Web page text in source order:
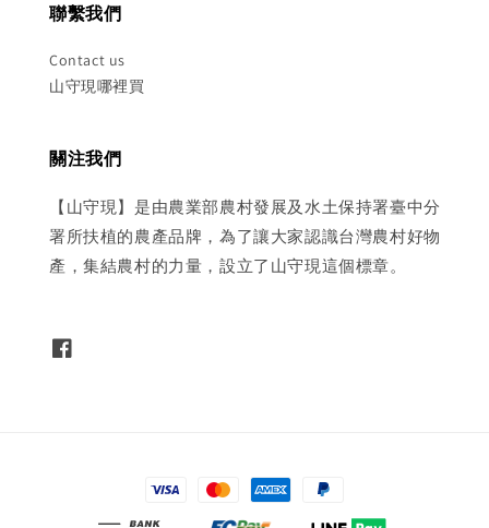
聯繫我們
Contact us
山守現哪裡買
關注我們
【山守現】是由農業部農村發展及水土保持署臺中分
署所扶植的農產品牌，為了讓大家認識台灣農村好物
產，集結農村的力量，設立了山守現這個標章。